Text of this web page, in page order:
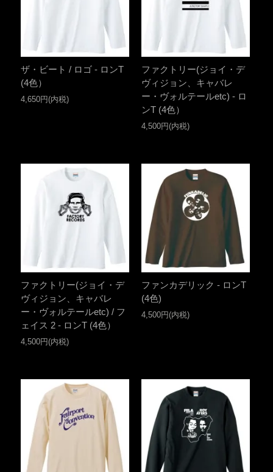
ザ・ビート / ロゴ - ロンT
(4色）
4,650円(内税)
ファクトリー(ジョイ・デ
ヴィジョン、キャバレ
ー・ヴォルテールetc) - ロ
ンT (4色）
4,500円(内税)
ファクトリー(ジョイ・デ
ヴィジョン、キャバレ
ー・ヴォルテールetc) / フ
ェイス 2 - ロンT (4色）
4,500円(内税)
ファンカデリック - ロンT
(4色)
4,500円(内税)